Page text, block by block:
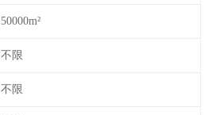
50000m²
不限
不限